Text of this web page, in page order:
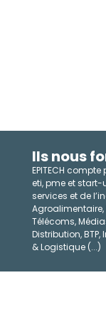
Ils nous
EPITECH
eti, pme et
services et de
Télécoms,
Distribution,
& Logistique (...)